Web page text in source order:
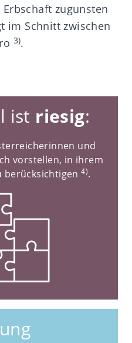
zugunsten
im Schnitt zwischen
3).
ist riesig:
und
vorstellen, in ihrem
berücksichtigen4).